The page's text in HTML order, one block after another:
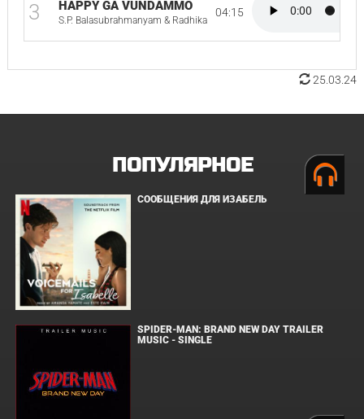
3 HAPPY GA VUNDAMMO
S.P. Balasubrahmanyam & Radhika
04:15
25.03.24
ПОПУЛЯРНОЕ
СООБЩЕНИЯ ДЛЯ ИЗАБЕЛЬ
SPIDER-MAN: BRAND NEW DAY TRAILER
MUSIC - SINGLE